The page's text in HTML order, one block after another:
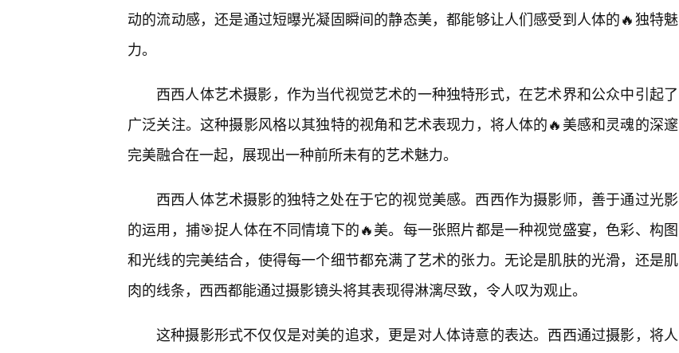
动的流动感，还是通过短曝光凝固瞬间的静态美，都能够让人们感受到人体的🔥独特魅
力。
西西人体艺术摄影，作为当代视觉艺术的一种独特形式，在艺术界和公众中引起了
广泛关注。这种摄影风格以其独特的视角和艺术表现力，将人体的🔥美感和灵魂的深邃
完美融合在一起，展现出一种前所未有的艺术魅力。
西西人体艺术摄影的独特之处在于它的视觉美感。西西作为摄影师，善于通过光影
的运用，捕🎯捉人体在不同情境下的🔥美。每一张照片都是一种视觉盛宴，色彩、构图
和光线的完美结合，使得每一个细节都充满了艺术的张力。无论是肌肤的光滑，还是肌
肉的线条，西西都能通过摄影镜头将其表现得淋漓尽致，令人叹为观止。
这种摄影形式不仅仅是对美的追求，更是对人体诗意的表达。西西通过摄影，将人